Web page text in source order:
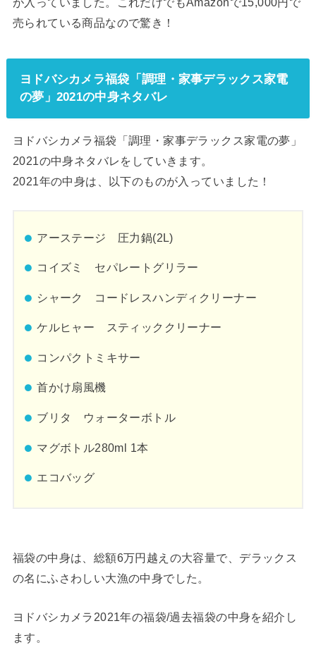
売られている商品なので驚き！
ヨドバシカメラ福袋「調理・家事デラックス家電
の夢」2021の中身ネタバレ
ヨドバシカメラ福袋「調理・家事デラックス家電の夢」
2021の中身ネタバレをしていきます。
2021年の中身は、以下のものが入っていました！
アーステージ 圧力鍋(2L)
コイズミ セパレートグリラー
シャーク コードレスハンディクリーナー
ケルヒャー スティッククリーナー
コンパクトミキサー
首かけ扇風機
ブリタ ウォーターボトル
マグボトル280ml 1本
エコバッグ
福袋の中身は、総額6万円越えの大容量で、デラックス
の名にふさわしい大漁の中身でした。
ヨドバシカメラ2021年の福袋/過去福袋の中身を紹介し
ます。